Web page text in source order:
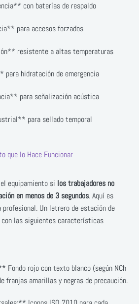
con baterías de respaldo
para accesos forzados
resistente a altas temperaturas
para hidratación de emergencia
para señalización acústica
para sellado temporal
que lo Hace Funcionar
equipamiento si los trabajadores no
en menos de 3 segundos. Aquí es
Un letrero de estación de
con las siguientes características
Fondo rojo con texto blanco (según NCh
franjas amarillas y negras de precaución.